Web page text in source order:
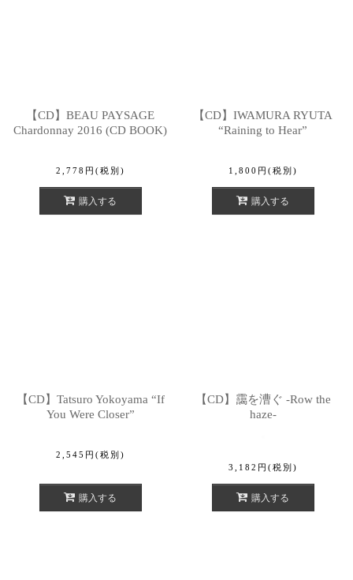
【CD】BEAU PAYSAGE
Chardonnay 2016 (CD BOOK)
2,778 円 (税別)
購入する
【CD】IWAMURA RYUTA
“Raining to Hear”
1,800 円 (税別)
購入する
【CD】Tatsuro Yokoyama “If
You Were Closer”
2,545 円 (税別)
購入する
【CD】靄を漕ぐ -Row the
haze-
3,182 円 (税別)
購入する